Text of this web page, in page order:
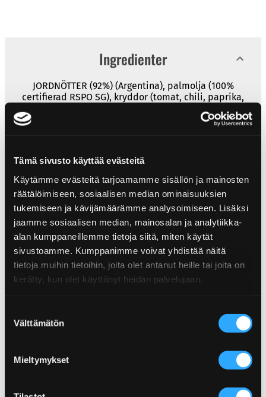
Tämä sivusto käyttää evästeitä
Käytämme evästeitä tarjoamamme sisällön ja mainosten
räätälöimiseen, sosiaalisen median ominaisuuksien
tukemiseen ja kävijämäärämme analysoimiseen. Lisäksi
jaamme sosiaalisen median, mainosalan ja analytiikka-
alan kumppaneillemme tietoja siitä, miten käytät
sivustoamme. Kumppanimme voivat yhdistää näitä
tietoja muihin tietoihin, joita olet antanut heille tai joita on
kerätty, kun olet käyttänyt heidän palvelujaan.
valinta
Välttämätön
Mieltymykset
Ingredienter
JORDNÖTTER (92%) (Argentina), palmolja (100%
certifierad RSPO SG), kryddor (tomat, chili, paprika,
ättika, grädde), salt, konserveringsmedel, (E262ii),
innehålla små mängder spår av MANDEL och
CASHEWNÖTTER.
Näringsinnehåll
Näringsinnehåll
per 100g
Energi
2562kJ/619kcal
Socker
Produktinformation
Storhet:150g
Mer från Snackskategori
Kolla in fler produkter från samma kategori.